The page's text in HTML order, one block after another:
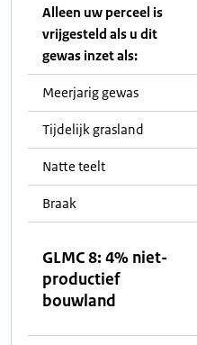
Alleen uw perceel is
vrijgesteld als u dit
gewas inzet als:
Meerjarig gewas
Tijdelijk grasland
Natte teelt
Braak
GLMC 8: 4% niet-
productief
bouwland